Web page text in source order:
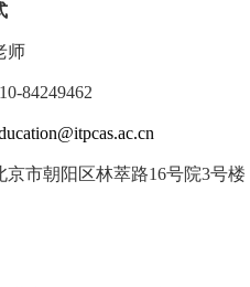
师
84249462
朝阳区林萃路16号院3号楼